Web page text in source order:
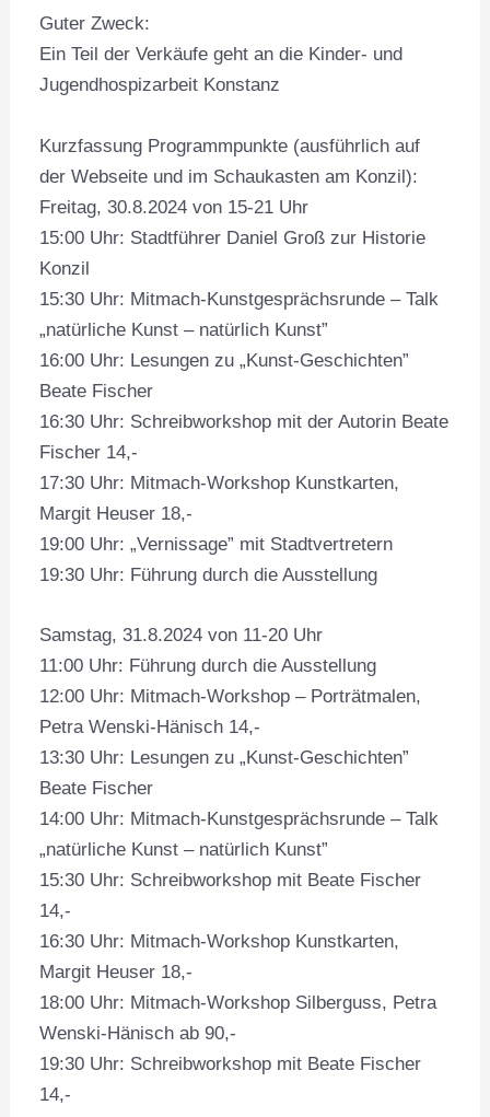
Guter Zweck:
Ein Teil der Verkäufe geht an die Kinder- und
Jugendhospizarbeit Konstanz
Kurzfassung Programmpunkte (ausführlich auf
der Webseite und im Schaukasten am Konzil):
Freitag, 30.8.2024 von 15-21 Uhr
15:00 Uhr: Stadtführer Daniel Groß zur Historie
Konzil
15:30 Uhr: Mitmach-Kunstgesprächsrunde – Talk
„natürliche Kunst – natürlich Kunst”
16:00 Uhr: Lesungen zu „Kunst-Geschichten”
Beate Fischer
16:30 Uhr: Schreibworkshop mit der Autorin Beate
Fischer 14,-
17:30 Uhr: Mitmach-Workshop Kunstkarten,
Margit Heuser 18,-
19:00 Uhr: „Vernissage” mit Stadtvertretern
19:30 Uhr: Führung durch die Ausstellung
Samstag, 31.8.2024 von 11-20 Uhr
11:00 Uhr: Führung durch die Ausstellung
12:00 Uhr: Mitmach-Workshop – Porträtmalen,
Petra Wenski-Hänisch 14,-
13:30 Uhr: Lesungen zu „Kunst-Geschichten”
Beate Fischer
14:00 Uhr: Mitmach-Kunstgesprächsrunde – Talk
„natürliche Kunst – natürlich Kunst”
15:30 Uhr: Schreibworkshop mit Beate Fischer
14,-
16:30 Uhr: Mitmach-Workshop Kunstkarten,
Margit Heuser 18,-
18:00 Uhr: Mitmach-Workshop Silberguss, Petra
Wenski-Hänisch ab 90,-
19:30 Uhr: Schreibworkshop mit Beate Fischer
14,-